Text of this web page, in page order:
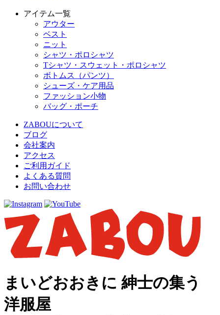
アイテム一覧
アウター
ベスト
ニット
シャツ・ポロシャツ
Tシャツ・スウェット・ポロシャツ
ボトムス（パンツ）
シューズ・ケア用品
ファッション小物
バッグ・ポーチ
ZABOUについて
ブログ
会社案内
アクセス
ご利用ガイド
よくある質問
お問い合わせ
まいどおおきに 紳士の集う
洋服屋